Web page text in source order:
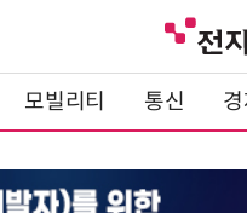
모빌리티 통신 경